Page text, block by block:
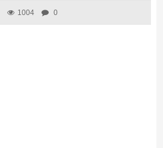
1004 0